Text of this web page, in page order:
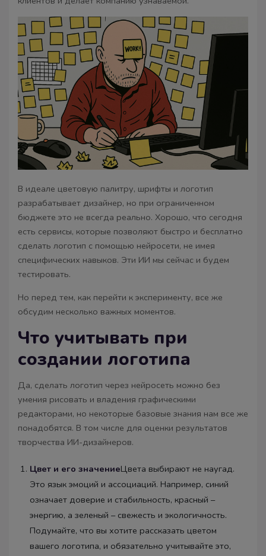
В идеале цветовую палитру, шрифты и логотип
разрабатывает дизайнер, но при ограниченном
бюджете это не всегда реально. Хорошо, что сегодня
есть сервисы, которые позволяют быстро и бесплатно
сделать логотип с помощью нейросети, не имея
специфических навыков. Эти ИИ мы сейчас и будем
тестировать.
Но перед тем, как перейти к эксперименту, все же
обсудим несколько важных моментов.
Что учитывать при
создании логотипа
Да, сделать логотип через нейросеть можно без
умения рисовать и владения графическими
редакторами, но некоторые базовые знания нам все же
понадобятся. В том числе для оценки результатов
творчества ИИ-дизайнеров.
Цвет и его значениеЦвета выбирают не наугад.
Это язык эмоций и ассоциаций. Например, синий
означает доверие и стабильность, красный –
энергию, а зеленый – свежесть и экологичность.
Подумайте, что вы хотите рассказать цветом
вашего логотипа, и обязательно учитывайте это,